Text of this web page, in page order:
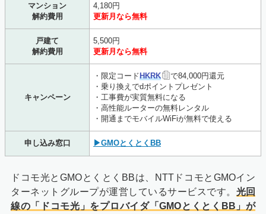
マンション
解約費用
4,180円
更新月なら無料
戸建て
解約費用
5,500円
更新月なら無料
キャンペーン
・限定コードHKRK
で84,000円還元
・乗り換えでdポイントプレゼント
・工事費が実質無料になる
・高性能ルーターの無料レンタル
・開通までモバイルWiFiが無料で使える
申し込み窓口 ▶GMOとくとくBB
ドコモ光とGMOとくとくBBは、NTTドコモとGMOイン
ターネットグループが運営しているサービスです。 光回
線の「ドコモ光」をプロバイダ「GMOとくとくBB」が